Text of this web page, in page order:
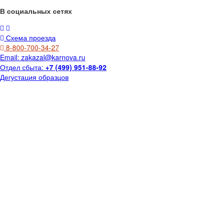
В социальных сетях
Схема проезда
8-800-700-34-27
Email: zakazal@karnova.ru
Отдел сбыта: +7 (499) 951-88-92
Дегустация образцов